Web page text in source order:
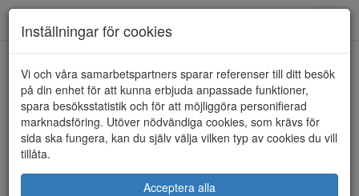
HEM DONNA GIRL
Inställningar för cookies
Vi och våra samarbetspartners sparar referenser till ditt besök
på din enhet för att kunna erbjuda anpassade funktioner,
spara besöksstatistik och för att möjliggöra personifierad
marknadsföring. Utöver nödvändiga cookies, som krävs för
sida ska fungera, kan du själv välja vilken typ av cookies du vill
tillåta.
Acceptera alla